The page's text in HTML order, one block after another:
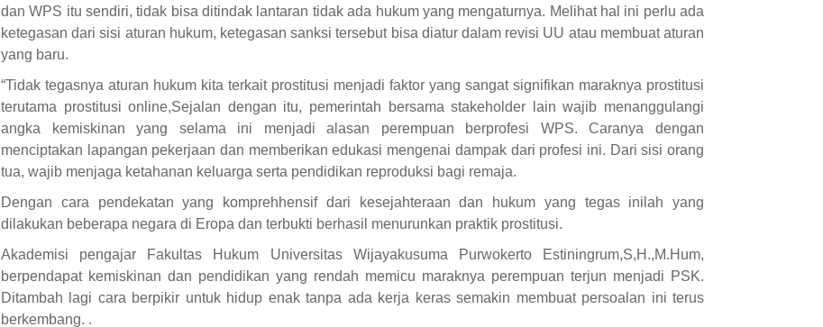
dan WPS itu sendiri, tidak bisa ditindak lantaran tidak ada hukum yang mengaturnya. Melihat hal ini perlu ada
ketegasan dari sisi aturan hukum, ketegasan sanksi tersebut bisa diatur dalam revisi UU atau membuat aturan
yang baru.
“Tidak tegasnya aturan hukum kita terkait prostitusi menjadi faktor yang sangat signifikan maraknya prostitusi
terutama prostitusi online,Sejalan dengan itu, pemerintah bersama stakeholder lain wajib menanggulangi
angka kemiskinan yang selama ini menjadi alasan perempuan berprofesi WPS. Caranya dengan
menciptakan lapangan pekerjaan dan memberikan edukasi mengenai dampak dari profesi ini. Dari sisi orang
tua, wajib menjaga ketahanan keluarga serta pendidikan reproduksi bagi remaja.
Dengan cara pendekatan yang komprehhensif dari kesejahteraan dan hukum yang tegas inilah yang
dilakukan beberapa negara di Eropa dan terbukti berhasil menurunkan praktik prostitusi.
Akademisi pengajar Fakultas Hukum Universitas Wijayakusuma Purwokerto Estiningrum,S,H.,M.Hum,
berpendapat kemiskinan dan pendidikan yang rendah memicu maraknya perempuan terjun menjadi PSK.
Ditambah lagi cara berpikir untuk hidup enak tanpa ada kerja keras semakin membuat persoalan ini terus
berkembang. .